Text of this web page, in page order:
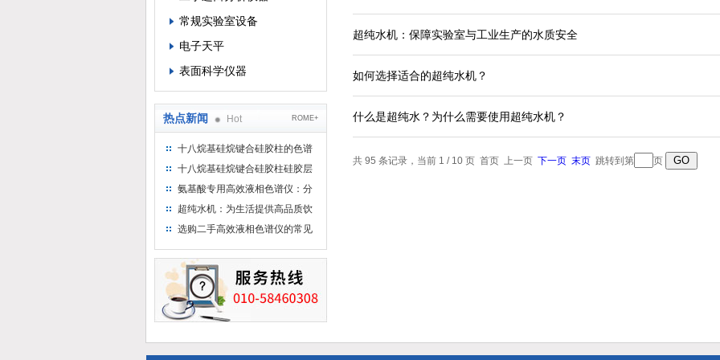
常规实验室设备
电子天平
表面科学仪器
热点新闻 Hot ROME+
十八烷基硅烷键合硅胶柱的色谱
方法浅述
十八烷基硅烷键合硅胶柱硅胶层
析时如何装柱
氨基酸专用高效液相色谱仪：分
析氨基酸的仪器
超纯水机：为生活提供高品质饮
用水
选购二手高效液相色谱仪的常见
超纯水机：保障实验室与工业生产的水质安全
如何选择适合的超纯水机？
什么是超纯水？为什么需要使用超纯水机？
共 95 条记录，当前 1 / 10 页 首页 上一页 下一页 末页跳转到第 页